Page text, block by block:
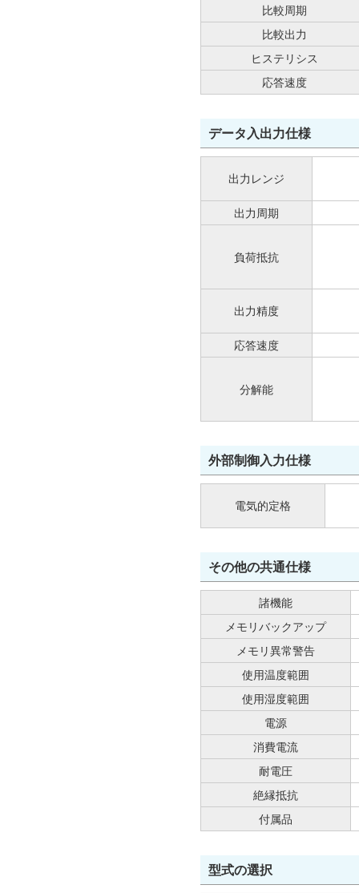
比較周期
比較出力
ヒステリシス
応答速度
データ入出力仕様
出力レンジ
出力周期
負荷抵抗
出力精度
応答速度
分解能
外部制御入力仕様
電気的定格
その他の共通仕様
諸機能
メモリバックアップ
メモリ異常警告
使用温度範囲
使用湿度範囲
電源
消費電流
耐電圧
絶縁抵抗
付属品
型式の選択